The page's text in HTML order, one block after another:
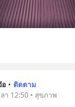
อ • ติดตาม
า 12:50 • สุขภาพ